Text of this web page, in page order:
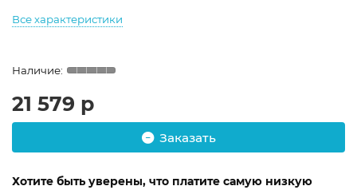
Все характеристики
21 579 р
Заказать
Хотите быть уверены, что платите самую низкую